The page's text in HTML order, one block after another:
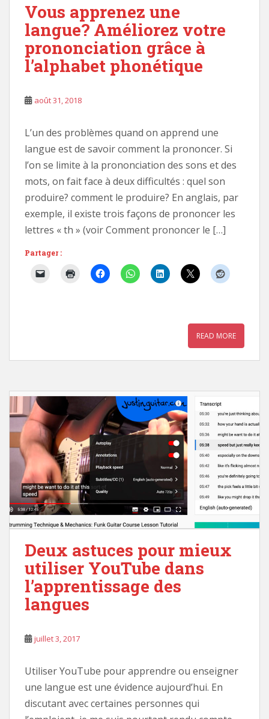
Vous apprenez une
langue? Améliorez votre
prononciation grâce à
l’alphabet phonétique
août 31, 2018
L’un des problèmes quand on apprend une
langue est de savoir comment la prononcer. Si
l’on se limite à la prononciation des sons et des
mots, on fait face à deux difficultés : quel son
produire? comment le produire? En anglais, par
exemple, il existe trois façons de prononcer les
lettres « th » (voir Comment prononcer le […]
Partager :
READ MORE
Deux astuces pour mieux
utiliser YouTube dans
l’apprentissage des
langues
juillet 3, 2017
Utiliser YouTube pour apprendre ou enseigner
une langue est une évidence aujourd’hui. En
discutant avec certaines personnes qui